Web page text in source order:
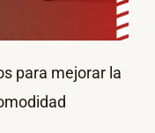
para mejorar la